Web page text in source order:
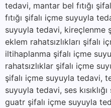
tedavi, mantar bel fıtığı
fıtığı şifalı içme suyuyla
suyuyla tedavi, kireçlenme
eklem rahatsızlıkları şifalı
iltihaplanma şifalı içme
rahatsızlıklar şifalı içme
şifalı içme suyuyla tedavi,
suyuyla tedavi, ses
guatr şifalı içme suyuyla